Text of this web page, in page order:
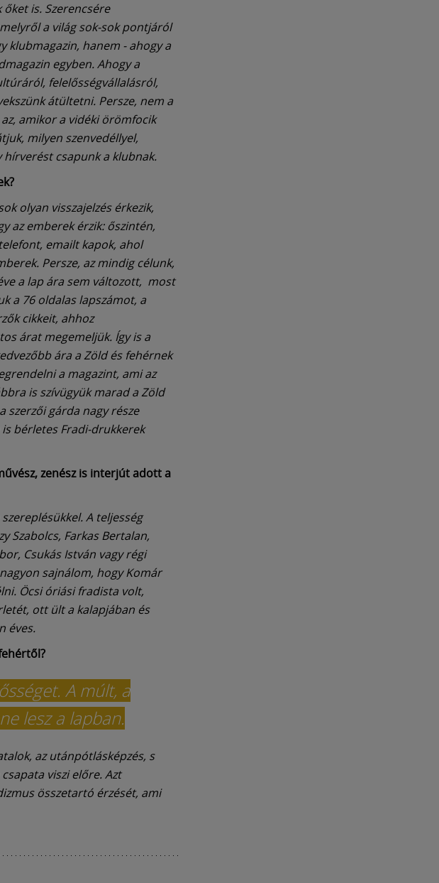
is. Szerencsére
a világ sok-sok pontjáról
klubmagazin, hanem - ahogy a
egyben. Ahogy a
felelősségvállalásról,
átültetni. Persze, nem a
amikor a vidéki örömfocik
milyen szenvedéllyel,
csapunk a klubnak.
olyan visszajelzés érkezik,
az emberek érzik: őszintén,
emailt kapok, ahol
Persze, az mindig célunk,
a lap ára sem változott, most
a 76 oldalas lapszámot, a
cikkeit, ahhoz
árat megemeljük. Így is a
ára a Zöld és fehérnek
a magazint, ami az
is szívügyük marad a Zöld
szerzői gárda nagy része
bérletes Fradi-drukkerek
zenész is interjút adott a
A teljesség
Szabolcs, Farkas Bertalan,
Csukás István vagy régi
sajnálom, hogy Komár
Öcsi óriási fradista volt,
ott ült a kalapjában és
éves.
A múlt, a
lesz a lapban.
az utánpótlásképzés, s
viszi előre. Azt
összetartó érzését, ami